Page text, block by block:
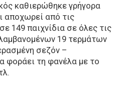
καθιερώθηκε γρήγορα
αποχωρεί από τις
149 παιχνίδια σε όλες τις
19 τερμάτων
σεζόν –
φοράει τη φανέλα με το